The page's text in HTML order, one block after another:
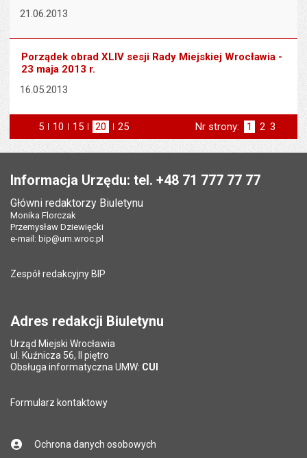
21.06.2013
Porządek obrad XLIV sesji Rady Miejskiej Wrocławia -
23 maja 2013 r.
16.05.2013
5 elementów na stronie
10 elementów
na stronie
15 elementów
na stronie
20 elementów
na stronie
25
na stronie
Nr strony: Strona
1 Strona
2 Strona
3
Informacja Urzędu: tel. +48 71 777 77 77
Główni redaktorzy Biuletynu
Monika Florczak
Przemysław Dziewięcki
e-mail: bip@um.wroc.pl
Zespół redakcyjny BIP
Adres redakcji Biuletynu
Urząd Miejski Wrocławia
ul. Kuźnicza 56, II piętro
Obsługa informatyczna UMW: CUI
Formularz kontaktowy
Ochrona danych osobowych